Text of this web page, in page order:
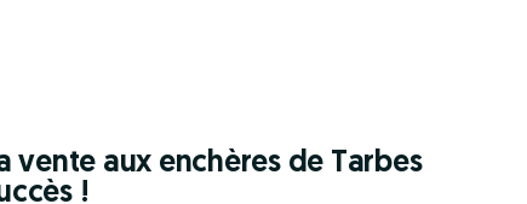
vente aux enchères de Tarbes
!